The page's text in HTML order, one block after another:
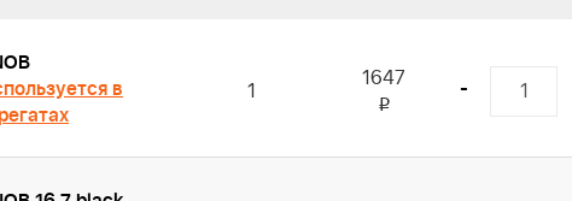
в
1 1647
i
-